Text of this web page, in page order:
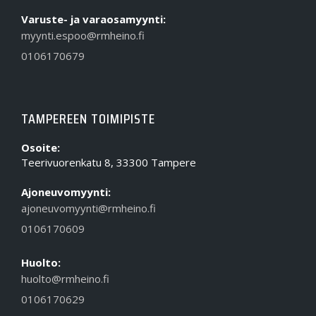
Varuste- ja varaosamyynti:
myynti.espoo@rmheino.fi
0106170679
TAMPEREEN TOIMIPISTE
Osoite:
Teerivuorenkatu 8, 33300 Tampere
Ajoneuvomyynti:
ajoneuvomyynti@rmheino.fi
0106170609
Huolto:
huolto@rmheino.fi
0106170629